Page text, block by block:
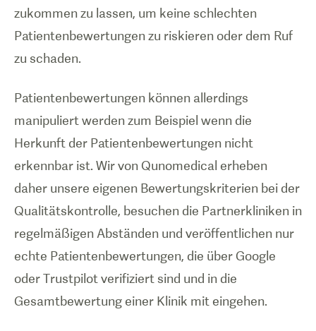
zukommen zu lassen, um keine schlechten
Patientenbewertungen zu riskieren oder dem Ruf
zu schaden.
Patientenbewertungen können allerdings
manipuliert werden zum Beispiel wenn die
Herkunft der Patientenbewertungen nicht
erkennbar ist. Wir von Qunomedical erheben
daher unsere eigenen Bewertungskriterien bei der
Qualitätskontrolle, besuchen die Partnerkliniken in
regelmäßigen Abständen und veröffentlichen nur
echte Patientenbewertungen, die über Google
oder Trustpilot verifiziert sind und in die
Gesamtbewertung einer Klinik mit eingehen.